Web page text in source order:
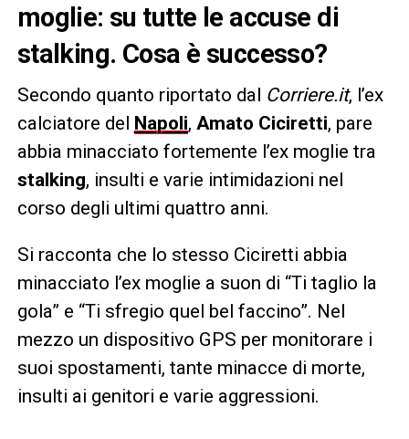
moglie: su tutte le accuse di
stalking. Cosa è successo?
Secondo quanto riportato dal Corriere.it, l’ex
calciatore del Napoli, Amato Ciciretti, pare
abbia minacciato fortemente l’ex moglie tra
stalking, insulti e varie intimidazioni nel
corso degli ultimi quattro anni.
Si racconta che lo stesso Ciciretti abbia
minacciato l’ex moglie a suon di “Ti taglio la
gola” e “Ti sfregio quel bel faccino”. Nel
mezzo un dispositivo GPS per monitorare i
suoi spostamenti, tante minacce di morte,
insulti ai genitori e varie aggressioni.